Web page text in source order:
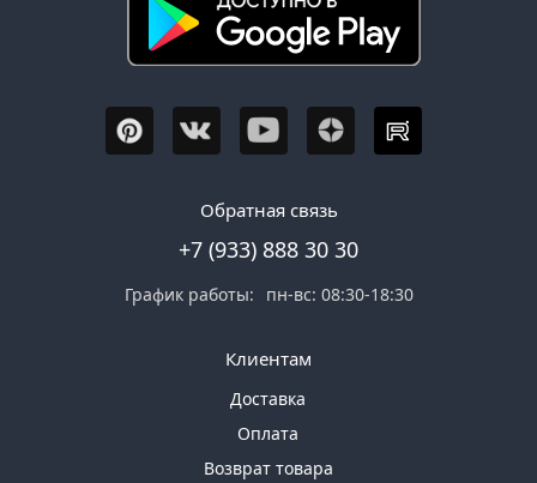
Обратная связь
+7 (933) 888 30 30
График работы: пн-вс: 08:30-18:30
Клиентам
Доставка
Оплата
Возврат товара